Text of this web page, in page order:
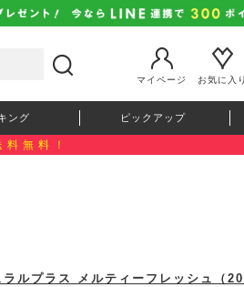
マイページ
お気に入り
ング ピックアップ
料無料！
ルプラス メルティーフレッシュ（20